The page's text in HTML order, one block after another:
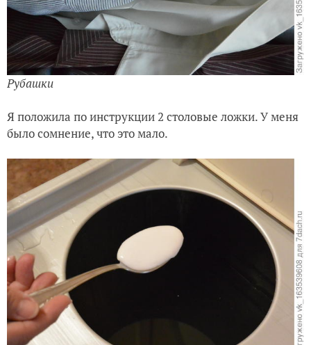
Рубашки
Я положила по инструкции 2 столовые ложки. У меня
было сомнение, что это мало.